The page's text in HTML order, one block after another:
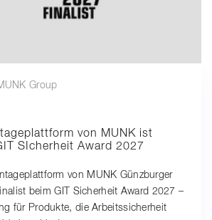
Group
von MUNK ist
SIcherheit Award 2027
von MUNK Günzburger
beim GIT Sicherheit Award 2027 –
für Produkte, die Arbeitssicherheit